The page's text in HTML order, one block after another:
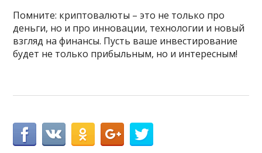
Помните: криптовалюты – это не только про
деньги, но и про инновации, технологии и новый
взгляд на финансы. Пусть ваше инвестирование
будет не только прибыльным, но и интересным!